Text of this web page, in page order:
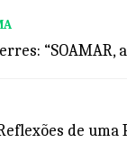
“SOAMAR,
de uma